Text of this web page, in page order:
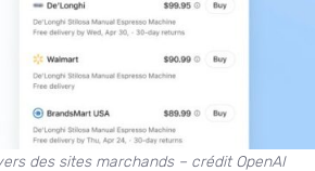
des sites marchands – crédit OpenAI